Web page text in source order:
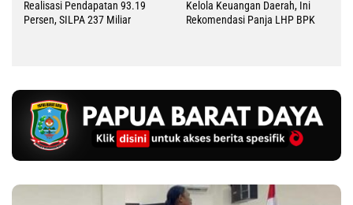
Realisasi Pendapatan 93.19
Persen, SILPA 237 Miliar
Kelola Keuangan Daerah, Ini
Rekomendasi Panja LHP BPK